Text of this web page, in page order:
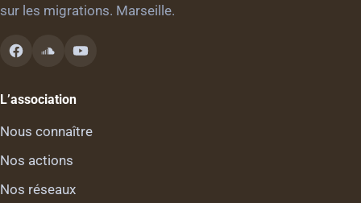
sur les migrations. Marseille.
L’association
Nous connaître
Nos actions
Nos réseaux